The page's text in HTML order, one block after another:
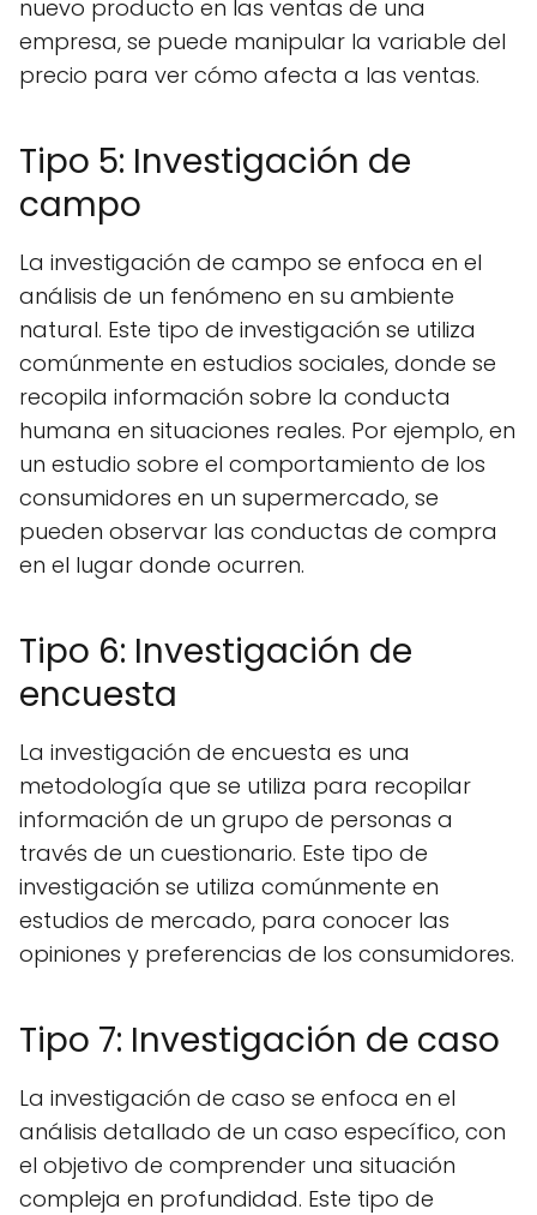
nuevo producto en las ventas de una
empresa, se puede manipular la variable del
precio para ver cómo afecta a las ventas.
Tipo 5: Investigación de
campo
La investigación de campo se enfoca en el
análisis de un fenómeno en su ambiente
natural. Este tipo de investigación se utiliza
comúnmente en estudios sociales, donde se
recopila información sobre la conducta
humana en situaciones reales. Por ejemplo, en
un estudio sobre el comportamiento de los
consumidores en un supermercado, se
pueden observar las conductas de compra
en el lugar donde ocurren.
Tipo 6: Investigación de
encuesta
La investigación de encuesta es una
metodología que se utiliza para recopilar
información de un grupo de personas a
través de un cuestionario. Este tipo de
investigación se utiliza comúnmente en
estudios de mercado, para conocer las
opiniones y preferencias de los consumidores.
Tipo 7: Investigación de caso
La investigación de caso se enfoca en el
análisis detallado de un caso específico, con
el objetivo de comprender una situación
compleja en profundidad. Este tipo de